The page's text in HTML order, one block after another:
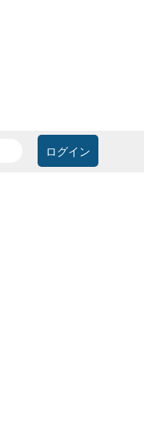
ログイン